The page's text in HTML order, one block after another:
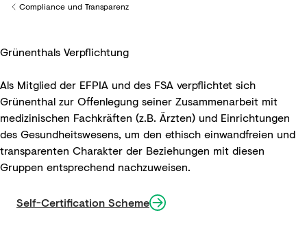
Back to
Compliance und Transparenz
Grünenthals Verpflichtung
Als Mitglied der EFPIA und des FSA verpflichtet sich
Grünenthal zur Offenlegung seiner Zusammenarbeit mit
medizinischen Fachkräften (z.B. Ärzten) und Einrichtungen
des Gesundheitswesens, um den ethisch einwandfreien und
transparenten Charakter der Beziehungen mit diesen
Gruppen entsprechend nachzuweisen.
Self-Certification Scheme